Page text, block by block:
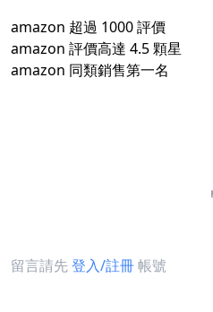
amazon 超過 1000 評價
amazon 評價高達 4.5 顆星
amazon 同類銷售第一名
留言請先登入/註冊帳號